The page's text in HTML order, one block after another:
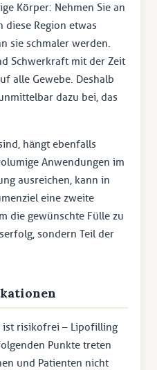
Körper: Nehmen Sie an
diese Region etwas
sie schmaler werden.
Schwerkraft mit der Zeit
alle Gewebe. Deshalb
dazu bei, das
hängt ebenfalls
Anwendungen im
ausreichen, kann in
eine zweite
die gewünschte Fülle zu
sondern Teil der
ist risikofrei – Lipofilling
Punkte treten
und Patienten nicht